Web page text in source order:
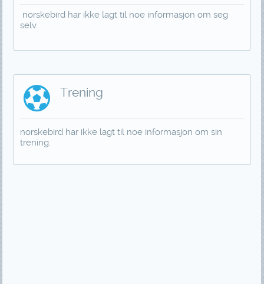
norskebird har ikke lagt til noe informasjon om seg
selv.
Trening
norskebird har ikke lagt til noe informasjon om sin
trening.